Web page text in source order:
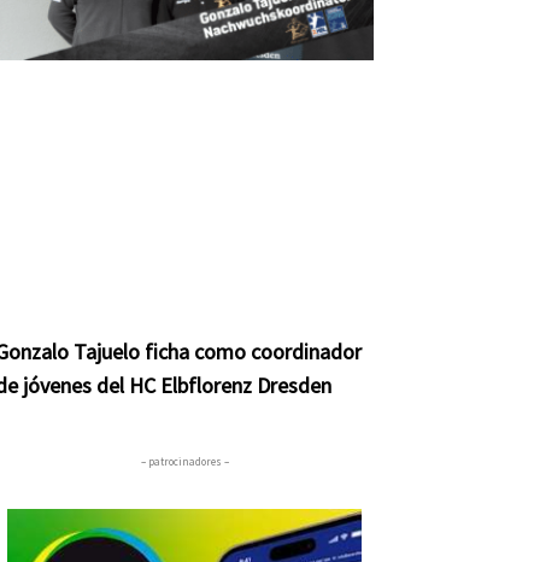
Tajuelo ficha como coordinador
jóvenes del HC Elbflorenz Dresden
– patrocinadores –